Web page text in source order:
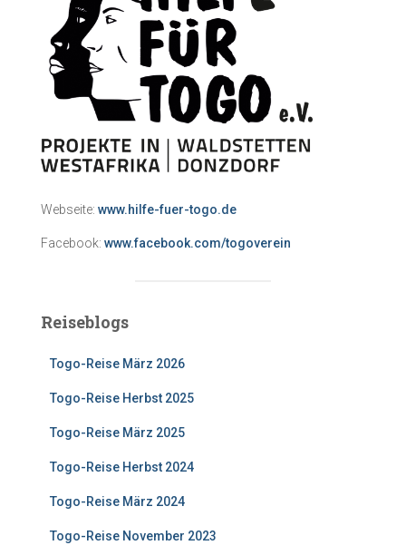
Webseite: www.hilfe-fuer-togo.de
Facebook: www.facebook.com/togoverein
Reiseblogs
Togo-Reise März 2026
Togo-Reise Herbst 2025
Togo-Reise März 2025
Togo-Reise Herbst 2024
Togo-Reise März 2024
Togo-Reise November 2023